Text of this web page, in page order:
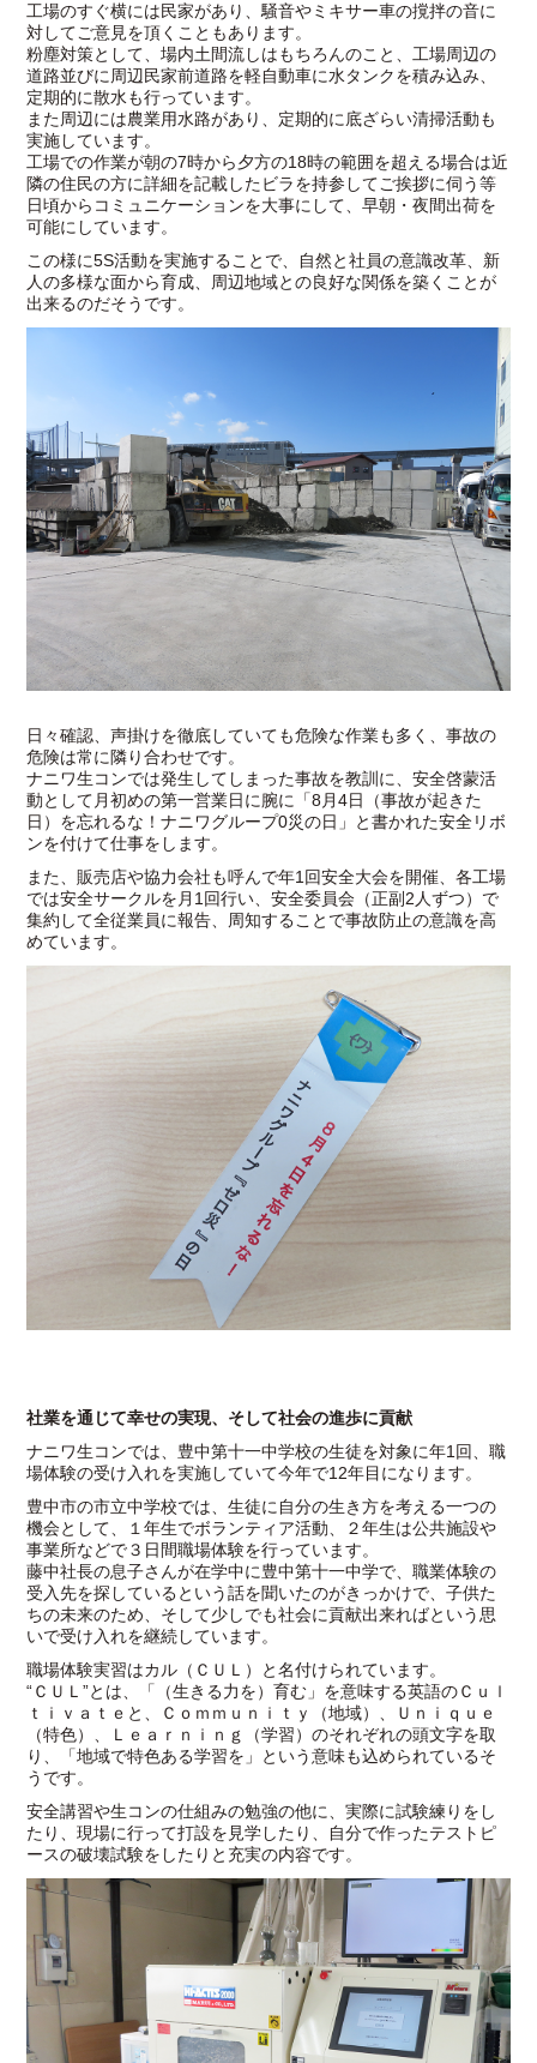
工場のすぐ横には民家があり、騒音やミキサー車の撹拌の音に
対してご意見を頂くこともあります。
粉塵対策として、場内土間流しはもちろんのこと、工場周辺の
道路並びに周辺民家前道路を軽自動車に水タンクを積み込み、
定期的に散水も行っています。
また周辺には農業用水路があり、定期的に底ざらい清掃活動も
実施しています。
工場での作業が朝の7時から夕方の18時の範囲を超える場合は近
隣の住民の方に詳細を記載したビラを持参してご挨拶に伺う等
日頃からコミュニケーションを大事にして、早朝・夜間出荷を
可能にしています。
この様に5S活動を実施することで、自然と社員の意識改革、新
人の多様な面から育成、周辺地域との良好な関係を築くことが
出来るのだそうです。
日々確認、声掛けを徹底していても危険な作業も多く、事故の
危険は常に隣り合わせです。
ナニワ生コンでは発生してしまった事故を教訓に、安全啓蒙活
動として月初めの第一営業日に腕に「8月4日（事故が起きた
日）を忘れるな！ナニワグループ0災の日」と書かれた安全リボ
ンを付けて仕事をします。
また、販売店や協力会社も呼んで年1回安全大会を開催、各工場
では安全サークルを月1回行い、安全委員会（正副2人ずつ）で
集約して全従業員に報告、周知することで事故防止の意識を高
めています。
社業を通じて幸せの実現、そして社会の進歩に貢献
ナニワ生コンでは、豊中第十一中学校の生徒を対象に年1回、職
場体験の受け入れを実施していて今年で12年目になります。
豊中市の市立中学校では、生徒に自分の生き方を考える一つの
機会として、１年生でボランティア活動、２年生は公共施設や
事業所などで３日間職場体験を行っています。
藤中社長の息子さんが在学中に豊中第十一中学で、職業体験の
受入先を探しているという話を聞いたのがきっかけで、子供た
ちの未来のため、そして少しでも社会に貢献出来ればという思
いで受け入れを継続しています。
職場体験実習はカル（ＣＵＬ）と名付けられています。
“ＣＵＬ”とは、「（生きる力を）育む」を意味する英語のＣｕｌ
ｔｉｖａｔｅと、Ｃｏｍｍｕｎｉｔｙ（地域）、Ｕｎｉｑｕｅ
（特色）、Ｌｅａｒｎｉｎｇ（学習）のそれぞれの頭文字を取
り、「地域で特色ある学習を」という意味も込められているそ
うです。
安全講習や生コンの仕組みの勉強の他に、実際に試験練りをし
たり、現場に行って打設を見学したり、自分で作ったテストピ
ースの破壊試験をしたりと充実の内容です。